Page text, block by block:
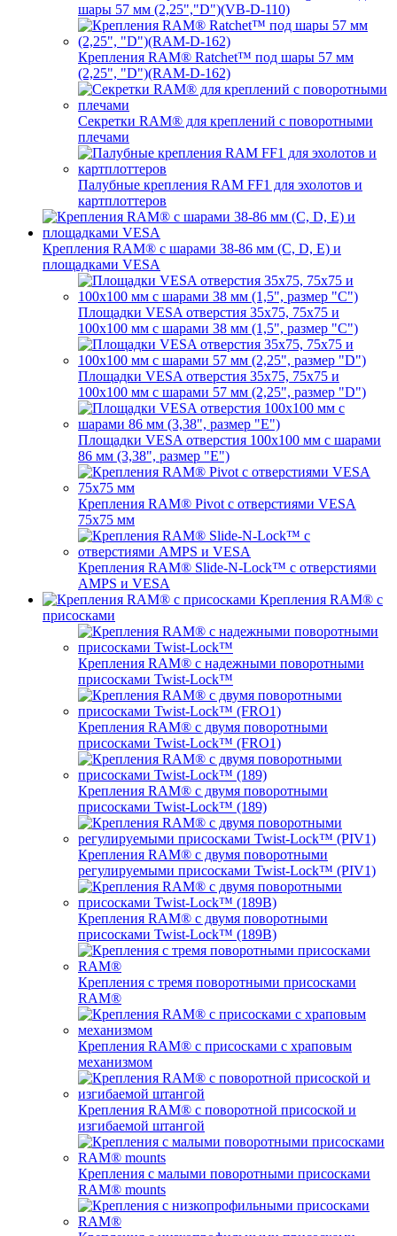
шары 57 мм (2,25","D")(VB-D-110)
Крепления RAM® Ratchet™ под шары 57 мм
(2,25", "D")(RAM-D-162)
Секретки RAM® для креплений с поворотными
плечами
Палубные крепления RAM FF1 для эхолотов и
картплоттеров
Крепления RAM® с шарами 38-86 мм (C, D, E) и
площадками VESA
Площадки VESA отверстия 35x75, 75x75 и
100x100 мм с шарами 38 мм (1,5", размер "C")
Площадки VESA отверстия 35х75, 75x75 и
100x100 мм с шарами 57 мм (2,25", размер "D")
Площадки VESA отверстия 100x100 мм с шарами
86 мм (3,38", размер "E")
Крепления RAM® Pivot с отверстиями VESA
75x75 мм
Крепления RAM® Slide-N-Lock™ с отверстиями
AMPS и VESA
Крепления RAM® с
присосками
Крепления RAM® с надежными поворотными
присосками Twist-Lock™
Крепления RAM® с двумя поворотными
присосками Twist-Lock™ (FRO1)
Крепления RAM® с двумя поворотными
присосками Twist-Lock™ (189)
Крепления RAM® с двумя поворотными
регулируемыми присосками Twist-Lock™ (PIV1)
Крепления RAM® с двумя поворотными
присосками Twist-Lock™ (189B)
Крепления с тремя поворотными присосками
RAM®
Крепления RAM® с присосками с храповым
механизмом
Крепления RAM® с поворотной присоской и
изгибаемой штангой
Крепления с малыми поворотными присосками
RAM® mounts